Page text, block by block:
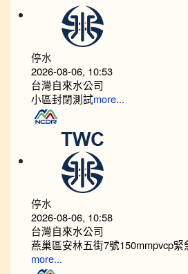
停水
2026-08-06, 10:53
台灣自來水公司
小區封閉測試more...
停水
2026-08-06, 10:58
台灣自來水公司
燕巢區安林五街7號150mmpvcp緊
more...